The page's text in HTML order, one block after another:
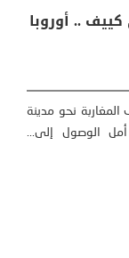
سالم يكتب: “من
حصار متعدد
أثارت موجة النزوح
تحت الاحتلال